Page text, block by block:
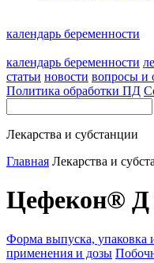
календарь беременности
календарь беременности
статьи новости вопросы и
Политика обработки ПД
Лекарства и субстанции
Главная Лекарства и
Цефекон® Д
Форма выпуска, упаковка
применения и дозы